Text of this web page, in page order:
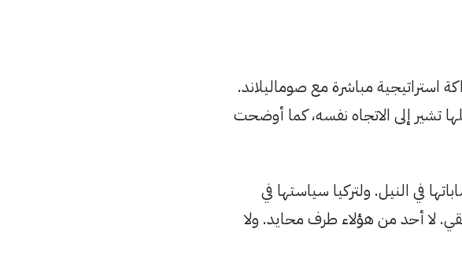
استراتيجية مباشرة مع صوماليلاند.
تشير إلى الاتجاه نفسه، كما أوضحت
في النيل. ولتركيا سياستها في
لا أحد من هؤلاء طرف محايد. ولا